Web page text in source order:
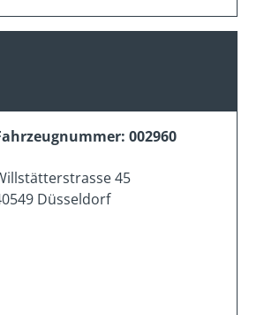
002960
45
Düsseldorf